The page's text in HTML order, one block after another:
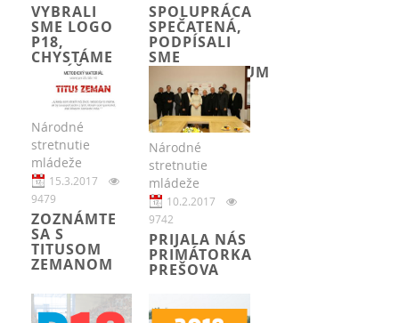
VYBRALI
SME LOGO
P18,
CHYSTÁME
ODVÁŽNY
ROK
SPOLUPRÁCA
SPEČATENÁ,
PODPÍSALI
SME
MEMORANDUM
Národné
stretnutie
mládeže
15.3.2017
9479
ZOZNÁMTE
SA S
TITUSOM
ZEMANOM
Národné
stretnutie
mládeže
10.2.2017
9742
PRIJALA NÁS
PRIMÁTORKA
PREŠOVA